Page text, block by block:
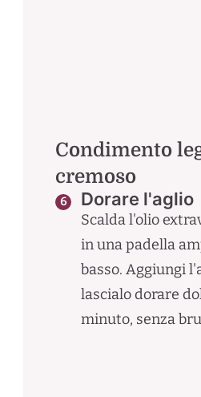
Condimento
cremoso
Dorare l'aglio
Scalda l'olio
in una padella
basso. Aggiungi
lascialo dorare
minuto, senza